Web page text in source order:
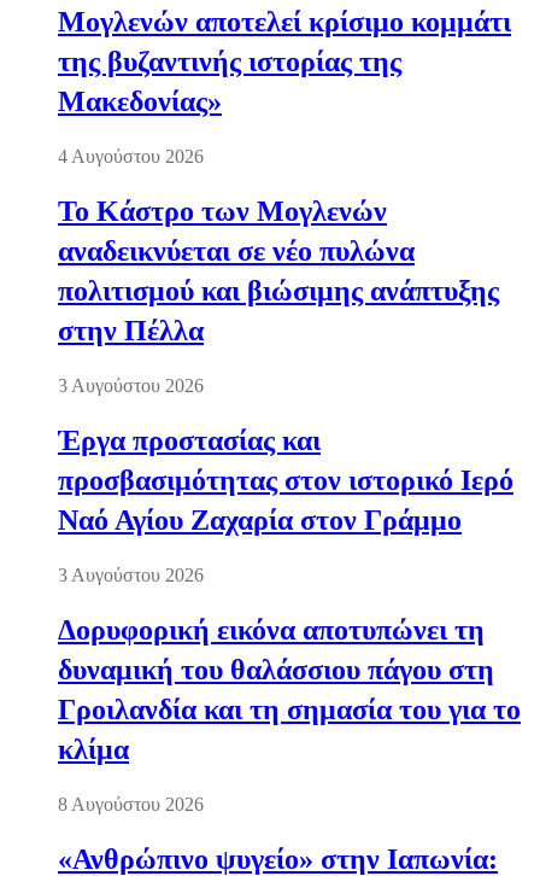
Μογλενών αποτελεί κρίσιμο κομμάτι
της βυζαντινής ιστορίας της
Μακεδονίας»
4 Αυγούστου 2026
Το Κάστρο των Μογλενών
αναδεικνύεται σε νέο πυλώνα
πολιτισμού και βιώσιμης ανάπτυξης
στην Πέλλα
3 Αυγούστου 2026
Έργα προστασίας και
προσβασιμότητας στον ιστορικό Ιερό
Ναό Αγίου Ζαχαρία στον Γράμμο
3 Αυγούστου 2026
Δορυφορική εικόνα αποτυπώνει τη
δυναμική του θαλάσσιου πάγου στη
Γροιλανδία και τη σημασία του για το
κλίμα
8 Αυγούστου 2026
«Ανθρώπινο ψυγείο» στην Ιαπωνία: